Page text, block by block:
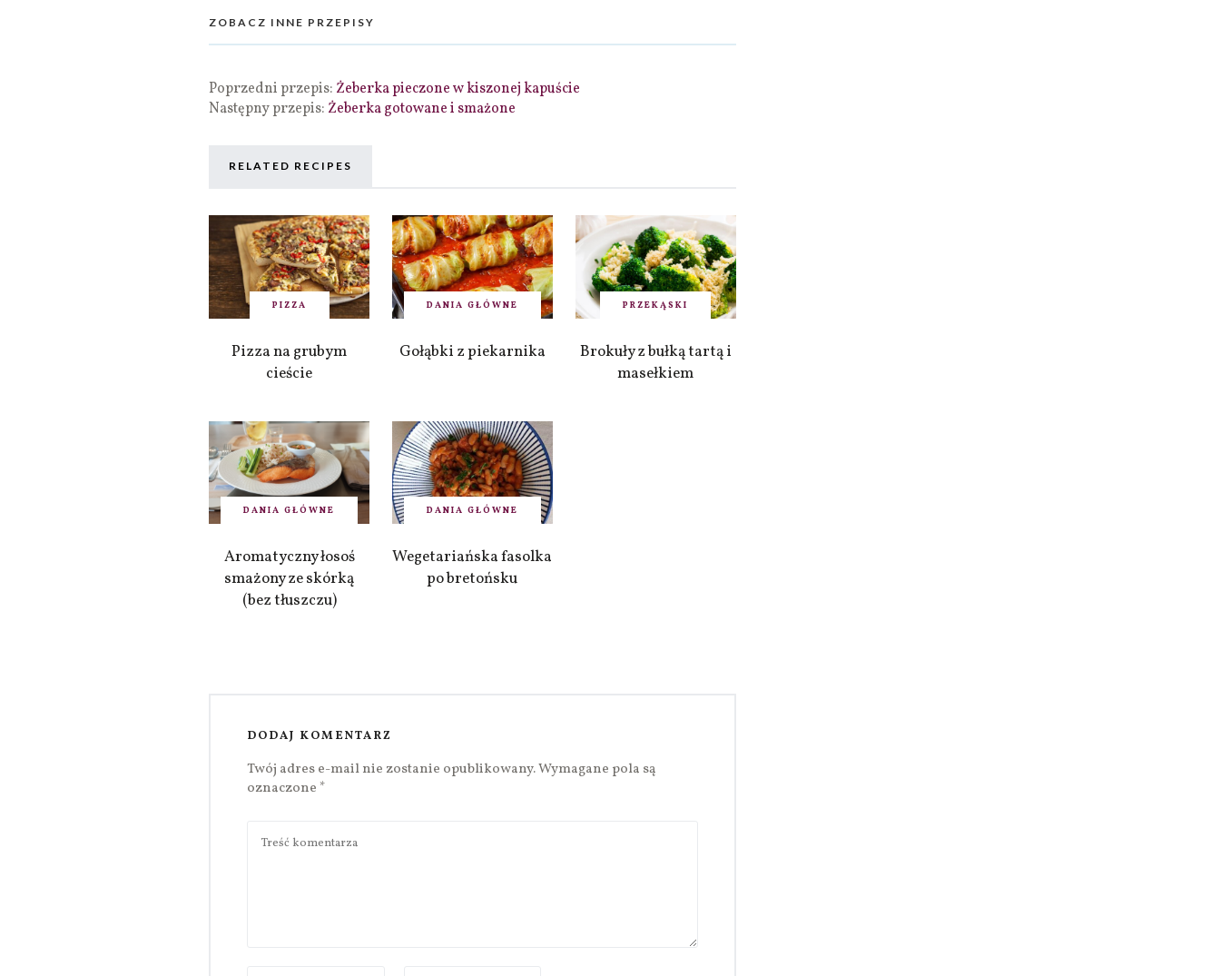
ZOBACZ INNE PRZEPISY
Poprzedni przepis: Żeberka pieczone w kiszonej kapuście
Następny przepis: Żeberka gotowane i smażone
RELATED RECIPES
PIZZA
Pizza na grubym
cieście
DANIA GŁÓWNE
Gołąbki z piekarnika
PRZEKĄSKI
Brokuły z bułką tartą i
masełkiem
DANIA GŁÓWNE
Aromatyczny łosoś
smażony ze skórką
(bez tłuszczu)
DANIA GŁÓWNE
Wegetariańska fasolka
po bretońsku
DODAJ KOMENTARZ
Twój adres e-mail nie zostanie opublikowany.Wymagane pola są
oznaczone *